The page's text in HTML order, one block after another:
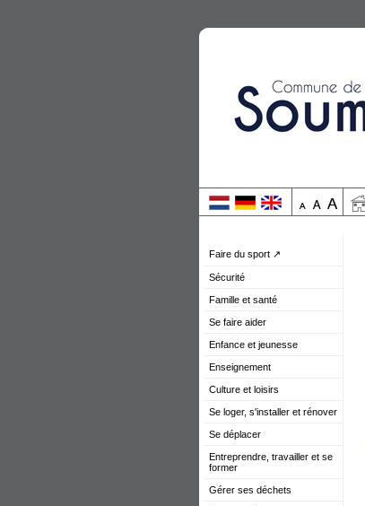
Faire du sport ↗
Sécurité
Famille et santé
Se faire aider
Enfance et jeunesse
Enseignement
Culture et loisirs
Se loger, s'installer et rénover
Se déplacer
Entreprendre, travailler et se
former
Gérer ses déchets